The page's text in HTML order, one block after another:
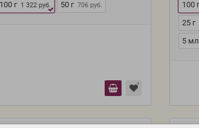
100 г 1 322 руб. 50 г 706 руб. 100
25 г
5